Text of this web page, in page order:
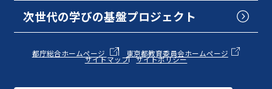
次世代の学びの基盤プロジェクト
都庁総合ホームページ 東京都教育委員会ホームページ
サイトマップ サイトポリシー